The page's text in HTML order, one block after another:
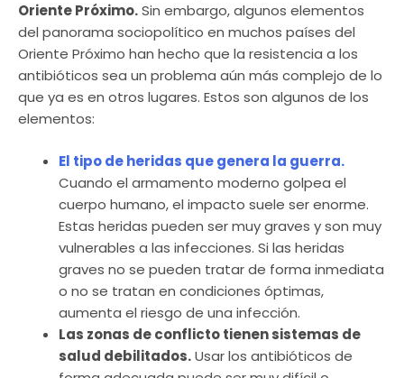
Oriente Próximo.Sin embargo, algunos elementos
del panorama sociopolítico en muchos países del
Oriente Próximo han hecho que la resistencia a los
antibióticos sea un problema aún más complejo de lo
que ya es en otros lugares. Estos son algunos de los
elementos:
El tipo de heridas que genera la guerra.
Cuando el armamento moderno golpea el
cuerpo humano, el impacto suele ser enorme.
Estas heridas pueden ser muy graves y son muy
vulnerables a las infecciones. Si las heridas
graves no se pueden tratar de forma inmediata
o no se tratan en condiciones óptimas,
aumenta el riesgo de una infección.
Las zonas de conflicto tienen sistemas de
salud debilitados.Usar los antibióticos de